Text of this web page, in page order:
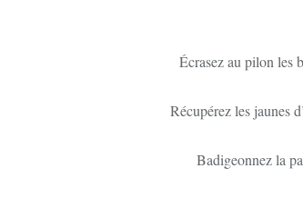
Écrasez au pilon les
Récupérez les jaunes
Badigeonnez la